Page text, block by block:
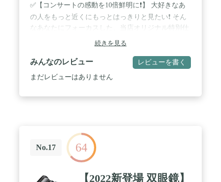
当ては、扱いやすいクリック付きターンスライド方
式。 ◆紛失防止に配慮したフリップダウン式対物
レンズキャップ。 ◆
✅【コンサートの感動を10倍鮮明に❗】 大好きなあ
の人をもっと近くにもっとはっきりと見たい❗ そん
なあなたにフォーカスした、当店オリジナル特別仕
までが、10倍クリアなままずっと思い出に残りま
す。 ✅【様々なシーンで大活躍❗】 ドームでのコン
サートやライブ会場、スタジアムでの野球やサッカ
ーのスポーツ観戦、オペラ・バレエなどの観劇、ピ
採用した手ブレしにくい特別仕様の双眼鏡です。 従
来の双眼鏡とは違い目元にフィットすることでコン
サートなどで気になる手ブレがかなり軽減されます
で安定します❗ アイカップ有り無しの違いをぜひ実
続きを見る
みんなのレビュー レビューを書く
まだレビューはありません
No.17 64
【2022新登場 双眼鏡】